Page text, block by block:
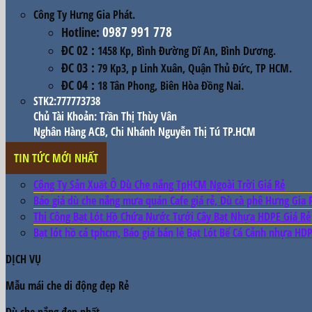
Công Ty Hưng Gia Phát.
Hotline: 0987 991 778
ĐC 02 : 1458 Kp, Bình Đường Dĩ An, Bình Dương.
ĐC 03 : 79 Kp3, p Linh Xuân, Quận Thủ Đức, TP HCM.
ĐC 04 : 18 Tân Phong, Biên Hòa Đồng Nai.
STK2:777773738
Chủ Tài Khoản: Trần Thị Thùy Vân
Nghân Hàng ACB, Chi Nhánh Nguyễn Thị Tú TP.HCM
TIN TỨC MỚI NHẤT
Công Ty Sản Xuất Ô Dù Che nắng TpHCM Ngoài Trời Giá Rẻ
Báo giá dù che nắng mưa quán Cafe giá rẻ, Dù cà phê Hưng Gia
Thi Công Bạt Lót Hồ Chứa Nước Tưới Cây Bạt Nhựa HDPE Giá Rẻ
Bạt lót hồ cá tphcm, Báo giá bán lẻ Bạt Lót Bể Cá Cảnh nhựa
DỊCH VỤ
Mẫu mái che di động đẹp Rẻ